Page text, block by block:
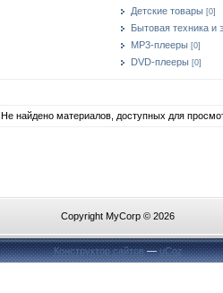
Детские товары [0]
Бытовая техника и
MP3-плееры [0]
DVD-плееры [0]
Не найдено материалов, доступных для
Copyright MyCorp © 2026
Конструктор сайтов—uCoz